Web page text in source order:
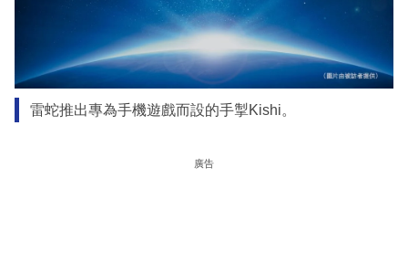
雷蛇推出專為手機遊戲而設的手掣Kishi。
廣告